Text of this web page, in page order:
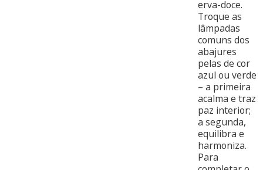
erva-doce.
Troque as
lâmpadas
comuns dos
abajures
pelas de cor
azul ou verde
– a primeira
acalma e traz
paz interior;
a segunda,
equilibra e
harmoniza.
Para